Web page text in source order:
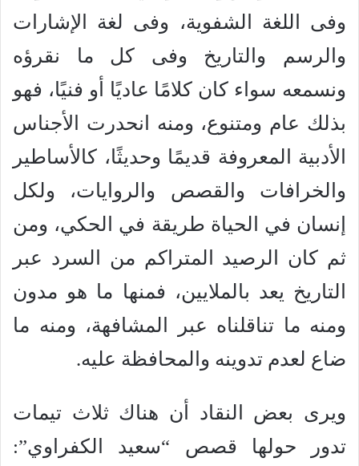
وفى اللغة الشفوية، وفى لغة الإشارات
والرسم والتاريخ وفى كل ما نقرؤه
ونسمعه سواء كان كلامًا عاديًا أو فنيًا، فهو
بذلك عام ومتنوع، ومنه انحدرت الأجناس
الأدبية المعروفة قديمًا وحديثًا، كالأساطير
والخرافات والقصص والروايات، ولكل
إنسان في الحياة طريقة في الحكي، ومن
ثم كان الرصيد المتراكم من السرد عبر
التاريخ يعد بالملايين، فمنها ما هو مدون
ومنه ما تناقلناه عبر المشافهة، ومنه ما
ضاع لعدم تدوينه والمحافظة عليه.
ويرى بعض النقاد أن هناك ثلاث تيمات
تدور حولها قصص “سعيد الكفراوي”: